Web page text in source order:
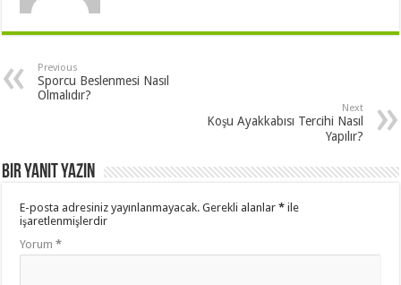
Previous
Sporcu Beslenmesi Nasıl
Olmalıdır?
Next
Koşu Ayakkabısı Tercihi Nasıl
Yapılır?
Bir yanıt yazın
E-posta adresiniz yayınlanmayacak. Gerekli alanlar* ile
işaretlenmişlerdir
Yorum*